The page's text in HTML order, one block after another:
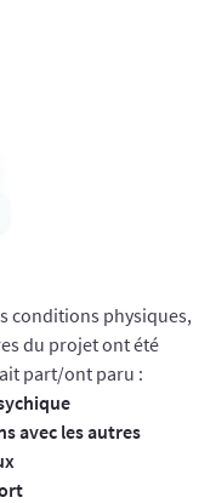
conditions physiques,
du projet ont été
part/ont paru :
avec les autres